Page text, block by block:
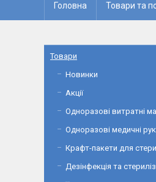
Головна Товари та
Товари
Новинки
Акції
Одноразові витратні
Одноразові медичні
Крафт-пакети для
Дезінфекція та